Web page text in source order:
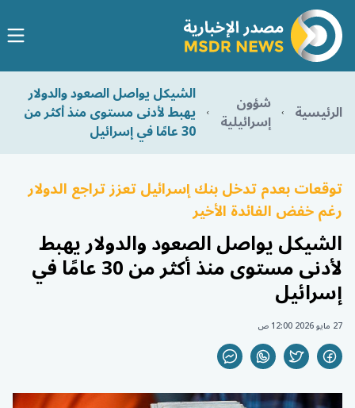
الرئيسية شؤون
إسرائيلية
الشيكل يواصل الصعود والدولار
يهبط لأدنى مستوى منذ أكثر من
30 عامًا في إسرائيل
توقعات بعدم تدخل بنك إسرائيل تعزز تراجع الدولار
رغم خفض الفائدة الأخير
الشيكل يواصل الصعود والدولار يهبط
لأدنى مستوى منذ أكثر من 30 عامًا في
إسرائيل
27 مايو 2026 12:00 ص